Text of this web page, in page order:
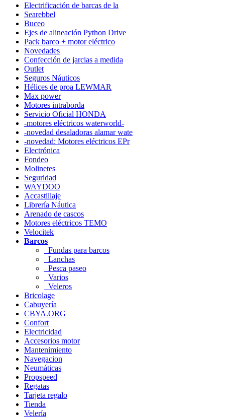
Electrificación de barcas de la
Searebbel
Buceo
Ejes de alineación Python Drive
Pack barco + motor eléctrico
Novedades
Confección de jarcias a medida
Outlet
Seguros Náuticos
Hélices de proa LEWMAR
Max power
Motores intraborda
Servicio Oficial HONDA
-motores eléctricos waterworld-
-novedad desaladoras alamar wate
-novedad: Motores eléctricos EPr
Electrónica
Fondeo
Molinetes
Seguridad
WAYDOO
Accastillaje
Librería Náutica
Arenado de cascos
Motores eléctricos TEMO
Velocitek
Barcos
Fundas para barcos
Lanchas
Pesca paseo
Varios
Veleros
Bricolage
Cabuyería
CBYA.ORG
Confort
Electricidad
Accesorios motor
Mantenimiento
Navegacion
Neumáticas
Propspeed
Regatas
Tarjeta regalo
Tienda
Velería